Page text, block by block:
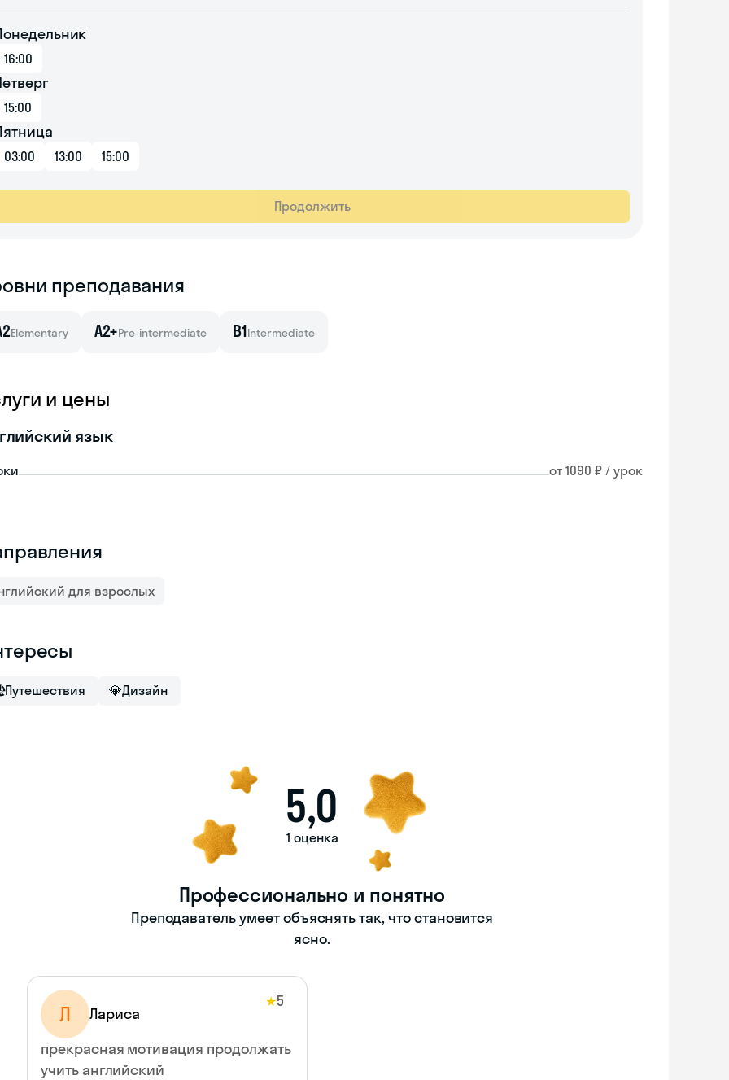
16:00
15:00
03:00 13:00 15:00
Продолжить
преподавания
Elementary A2+Pre-intermediate B1Intermediate
и цены
язык
от 1090 ₽ / урок
для взрослых
Путешествия 💎Дизайн
5,0
1 оценка
Профессионально и понятно
Преподаватель умеет объяснять так, что становится
ясно.
Л Лариса
★5
прекрасная мотивация продолжать
учить английский